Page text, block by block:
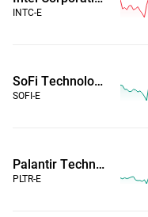
INTC-E
SoFi Technologies Inc (Horario ampliado)
SOFI-E
Palantir Technologies Inc (Horario ampliado)
PLTR-E